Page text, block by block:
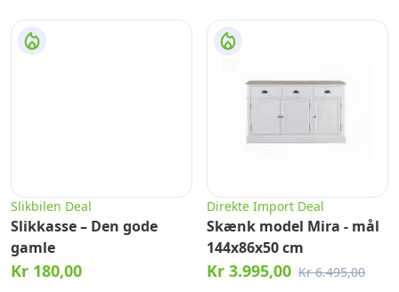
Slikbilen Deal
Slikkasse – Den gode
gamle
Kr 180,00
Direkte Import Deal
Skænk model Mira - mål
144x86x50 cm
Kr 3.995,00 Kr 6.495,00